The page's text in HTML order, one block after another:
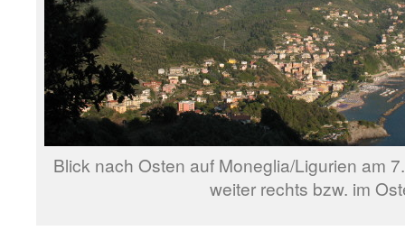
Blick nach Osten auf Moneglia/Ligurien am
weiter rechts bzw. im